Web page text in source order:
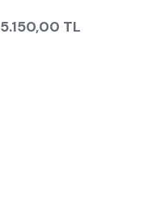
5.150,00 TL